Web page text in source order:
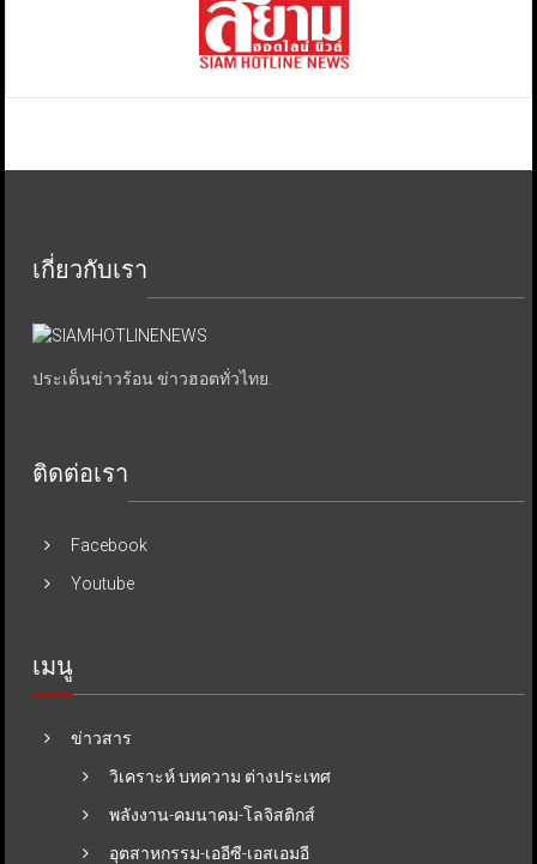
เกี่ยวกับเรา
ประเด็นข่าวร้อน ข่าวฮอตทั่วไทย.
ติดต่อเรา
Facebook
Youtube
เมนู
ข่าวสาร
วิเคราะห์ บทความ ต่างประเทศ
พลังงาน-คมนาคม-โลจิสติกส์
อุตสาหกรรม-เออีซี-เอสเอมอี